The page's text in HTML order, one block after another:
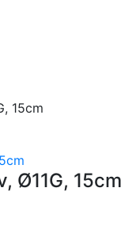
15cm
Ø11G, 15cm